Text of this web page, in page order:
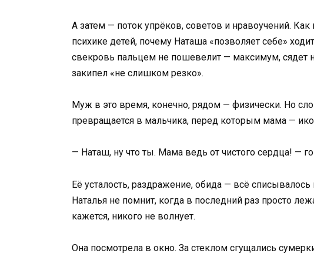
А затем — поток упрёков, советов и нравоучений.
психике детей, почему Наташа «позволяет себе»
свекровь пальцем не пошевелит — максимум, сядет
закипел «не слишком резко».
Муж в это время, конечно, рядом — физически. Но
превращается в мальчика, перед которым мама —
— Наташ, ну что ты. Мама ведь от чистого сердца! —
Её усталость, раздражение, обида — всё списывалось
Наталья не помнит, когда в последний раз просто
кажется, никого не волнует.
Она посмотрела в окно. За стеклом сгущались